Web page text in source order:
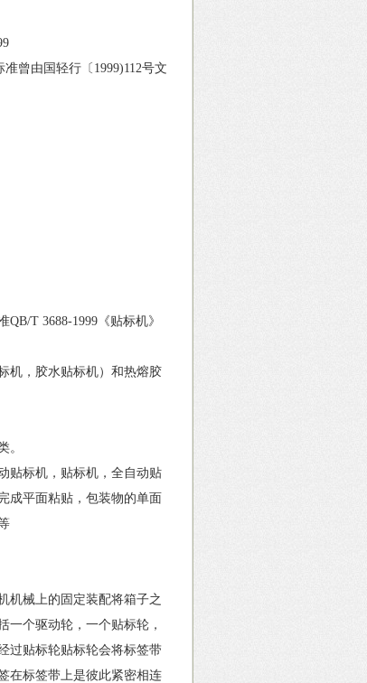
曾由国轻行〔1999)112号文
T 3688-1999《贴标机》
，胶水贴标机）和热熔胶
。
标机，贴标机，全自动贴
成平面粘贴，包装物的单面
械上的固定装配将箱子之
一个驱动轮，一个贴标轮，
过贴标轮贴标轮会将标签带
在标签带上是彼此紧密相连